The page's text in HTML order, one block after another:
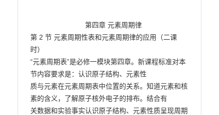
第 2 节 元素周期性表和元素周期律的应用（二课
时）
“元素周期表”是必修一模块第四章。新课程标准对本
节内容要求是：认识原子结构、元素性
质与元素在元素周期表中位置的关系。知道元素和核
素的含义，了解原子核外电子的排布。结合有
关数据和实验事实认识原子结构、元素性质呈现周期